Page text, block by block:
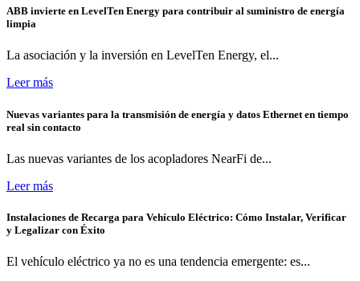
ABB invierte en LevelTen Energy para contribuir al suministro de energía
limpia
La asociación y la inversión en LevelTen Energy, el...
Leer más
Nuevas variantes para la transmisión de energía y datos Ethernet en tiempo
real sin contacto
Las nuevas variantes de los acopladores NearFi de...
Leer más
Instalaciones de Recarga para Vehículo Eléctrico: Cómo Instalar, Verificar
y Legalizar con Éxito
El vehículo eléctrico ya no es una tendencia emergente: es...